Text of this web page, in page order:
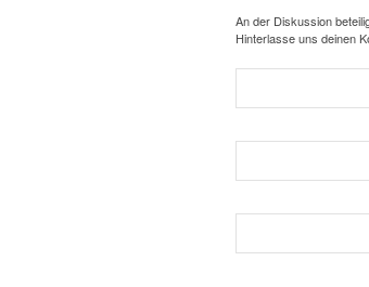
An der Diskussion
Hinterlasse uns deinen